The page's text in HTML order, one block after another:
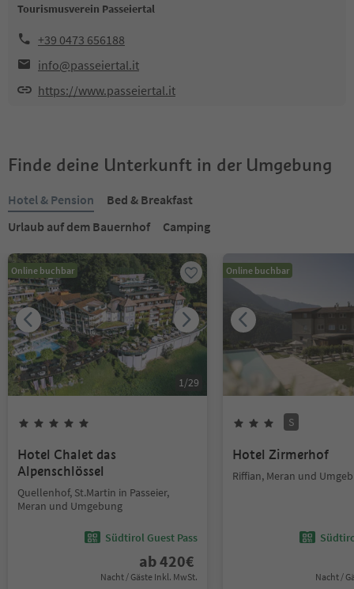
Tourismusverein Passeiertal
+39 0473 656188
info@passeiertal.it
https://www.passeiertal.it
Finde deine Unterkunft in der Umgebung
Hotel & Pension
Bed & Breakfast
Urlaub auf dem Bauernhof
Camping
Online buchbar
1/29
Hotel Chalet das
Alpenschlössel
Quellenhof, St.Martin in Passeier,
Meran und Umgebung
Südtirol Guest Pass
ab420€
Nacht / Gäste Inkl. MwSt.
Online buchbar
S
Hotel Zirmerhof
Riffian, Meran und
Nacht /